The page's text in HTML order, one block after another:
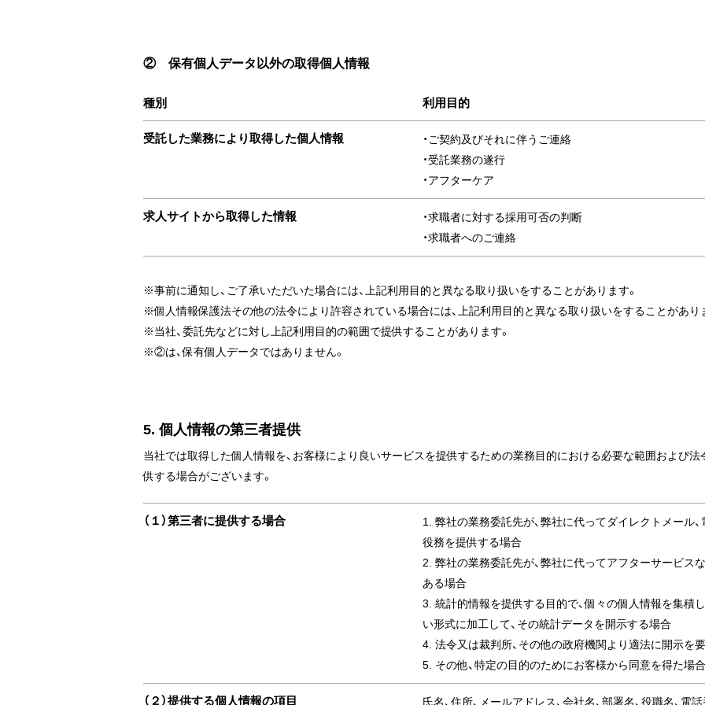
② 保有個人データ以外の取得個人情報
種別 利用目的
受託した業務により取得した個人情報
・ご契約及びそれに伴うご連絡
・受託業務の遂行
・アフターケア
求人サイトから取得した情報
・求職者に対する採用可否の判断
・求職者へのご連絡
※事前に通知し、ご了承いただいた場合には、上記利用目的と異なる取り扱いをすることがあります。
※個人情報保護法その他の法令により許容されている場合には、上記利用目的と異なる取り扱いをすることがあり
※当社、委託先などに対し上記利用目的の範囲で提供することがあります。
※②は、保有個人データではありません。
5. 個人情報の第三者提供
当社では取得した個人情報を、お客様により良いサービスを提供するための業務目的における必要な範囲および
供する場合がございます。
（１）第三者に提供する場合
1. 弊社の業務委託先が、弊社に代ってダイレクトメール
役務を提供する場合
2. 弊社の業務委託先が、弊社に代ってアフターサービス
ある場合
3. 統計的情報を提供する目的で、個々の個人情報を集積
い形式に加工して、その統計データを開示する場合
4. 法令又は裁判所、その他の政府機関より適法に開示を
5. その他、特定の目的のためにお客様から同意を得た場合
（２）提供する個人情報の項目 氏名、住所、メールアドレス、会社名、部署名、役職名、電